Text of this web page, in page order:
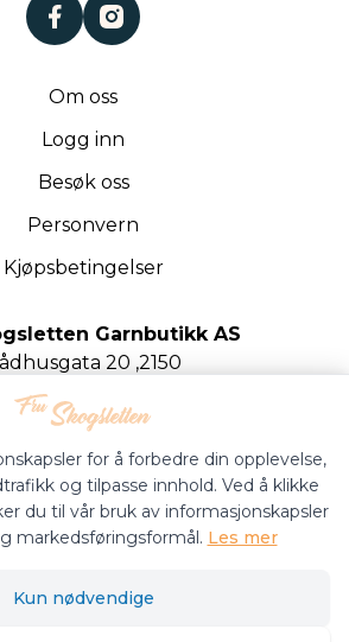
facebookinstagram
Om oss
Logg inn
Besøk oss
Personvern
Kjøpsbetingelser
Garnbutikk AS
20 ,2150
Org.nr. 922020442
for å forbedre din opplevelse,
og tilpasse innhold. Ved å klikke
du til vår bruk av informasjonskapsler
markedsføringsformål. Les mer
Kun nødvendige